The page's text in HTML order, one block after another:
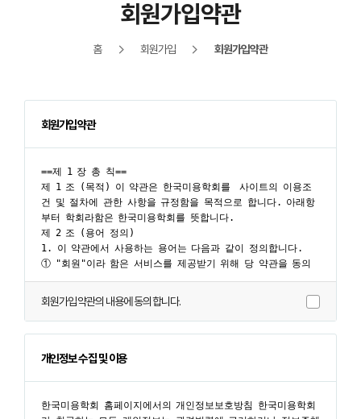
회원가입약관
홈 회원가입 회원가입약관
회원가입약관
회원가입약관의 내용에 동의합니다.
개인정보 수집 및 이용